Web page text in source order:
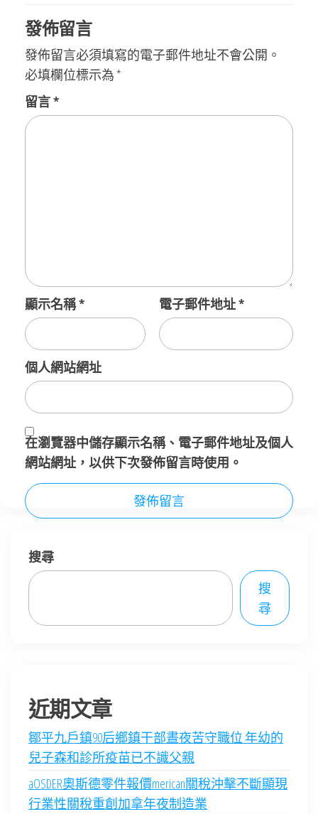
發佈留言
發佈留言必須填寫的電子郵件地址不會公開。
必填欄位標示為 *
留言*
顯示名稱* 電子郵件地址*
個人網站網址
在瀏覽器中儲存顯示名稱、電子郵件地址及個人
網站網址，以供下次發佈留言時使用。
搜尋
搜
尋
近期文章
鄒平九戶鎮90后鄉鎮干部晝夜苦守職位 年幼的
兒子森和診所疫苗已不識父親
aOSDER奧斯德零件報價merican關稅沖擊不斷顯現
行業性關稅重創加拿年夜制造業